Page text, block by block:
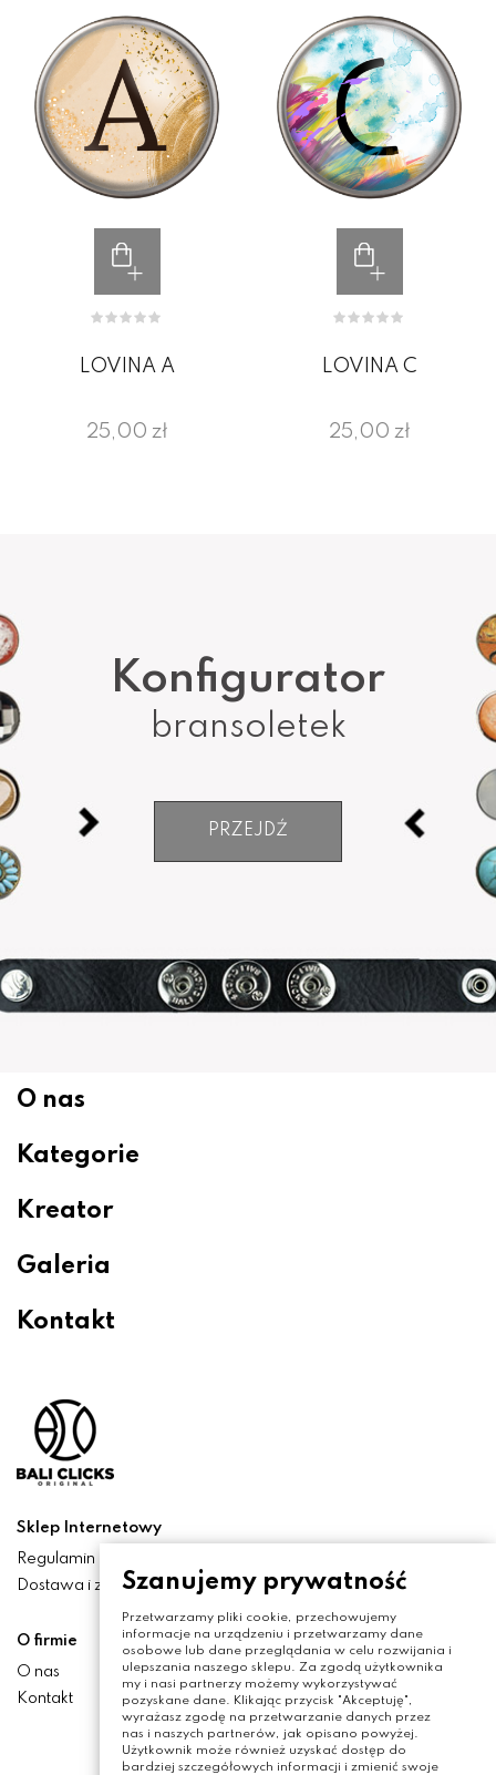
LOVINA A
25,00 zł
LOVINA C
25,00 zł
Konfigurator
bransoletek
PRZEJDŹ
O nas
Kategorie
Kreator
Galeria
Kontakt
Sklep Internetowy
Regulamin
Dostawa i zwroty
O firmie
O nas
Kontakt
Szanujemy prywatność
Przetwarzamy pliki cookie, przechowujemy
informacje na urządzeniu i przetwarzamy dane
osobowe lub dane przeglądania w celu rozwijania i
ulepszania naszego sklepu. Za zgodą użytkownika
my i nasi partnerzy możemy wykorzystywać
pozyskane dane. Klikając przycisk "Akceptuję",
wyrażasz zgodę na przetwarzanie danych przez
nas i naszych partnerów, jak opisano powyżej.
Użytkownik może również uzyskać dostęp do
bardziej szczegółowych informacji i zmienić swoje